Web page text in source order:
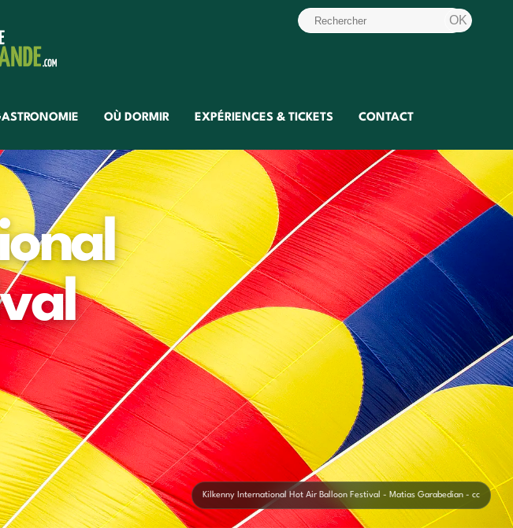
OÙ DORMIR EXPÉRIENCES & TICKETS CONTACT
Kilkenny International Hot Air Balloon Festival - Matias Garabedian - cc